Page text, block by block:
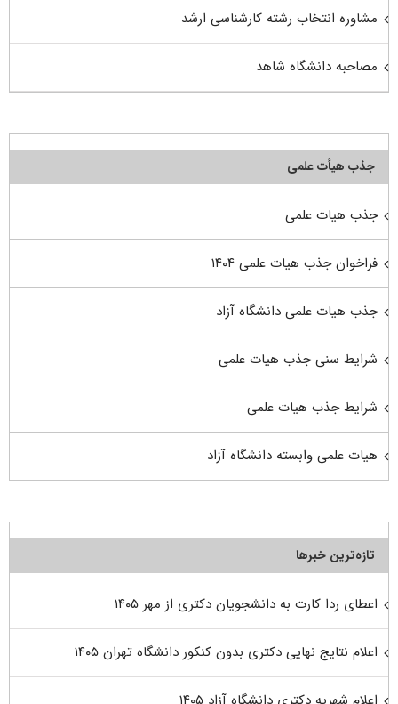
مشاوره انتخاب رشته کارشناسی ارشد
مصاحبه دانشگاه شاهد
جذب هیأت علمی
جذب هیات علمی
فراخوان جذب هیات علمی ۱۴۰۴
جذب هیات علمی دانشگاه آزاد
شرایط سنی جذب هیات علمی
شرایط جذب هیات علمی
هیات علمی وابسته دانشگاه آزاد
تازه‌ترین خبرها
اعطای ردا کارت به دانشجویان دکتری از مهر ۱۴۰۵
اعلام نتایج نهایی دکتری بدون کنکور دانشگاه تهران ۱۴۰۵